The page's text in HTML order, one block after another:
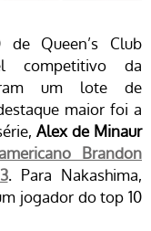
Queen’s Club
competitivo da
um lote de
maior foi a
Alex de Minaur
Brandon
. Para Nakashima,
jogador do top 10